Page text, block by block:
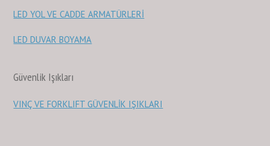
LED YOL VE CADDE ARMATÜRLERİ
LED DUVAR BOYAMA
Güvenlik Işıkları
VINÇ VE FORKLIFT GÜVENLİK IŞIKLARI